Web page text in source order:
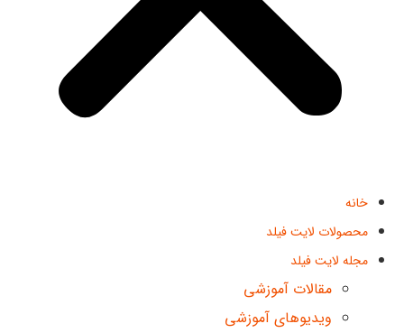
خانه
محصولات لایت فیلد
مجله لایت فیلد
مقالات آموزشی
ویدیوهای آموزشی